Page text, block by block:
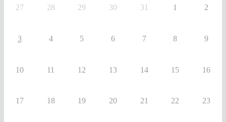
27 28 29 30 31 1 2
3 4 5 6 7 8 9
10 11 12 13 14 15 16
17 18 19 20 21 22 23